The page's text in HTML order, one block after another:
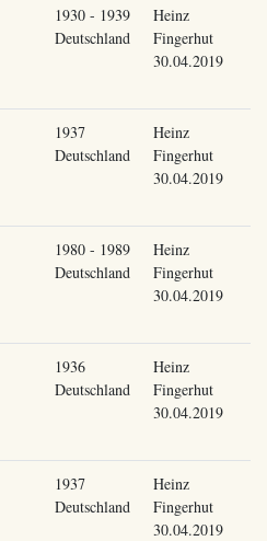
1930 - 1939
Deutschland
Heinz
Fingerhut
30.04.2019
1937
Deutschland
Heinz
Fingerhut
30.04.2019
1980 - 1989
Deutschland
Heinz
Fingerhut
30.04.2019
1936
Deutschland
Heinz
Fingerhut
30.04.2019
1937
Deutschland
Heinz
Fingerhut
30.04.2019